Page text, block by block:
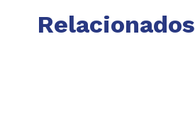
Relacionados